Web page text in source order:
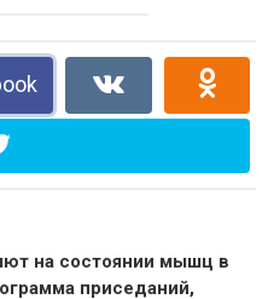
на состоянии мышц в
приседаний,